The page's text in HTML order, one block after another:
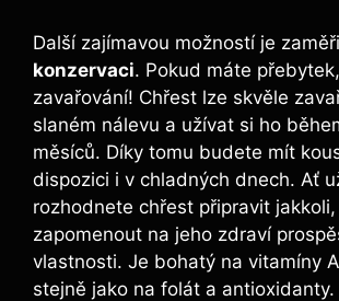
Další zajímavou možností je
konzervaci. Pokud máte
zavařování! Chřest lze skvěle
slaném nálevu a užívat si ho
měsíců. Díky tomu budete mít
dispozici i v chladných dnech. Ať
rozhodnete chřest připravit
zapomenout na jeho zdraví
vlastnosti. Je bohatý na vitamíny
stejně jako na folát a